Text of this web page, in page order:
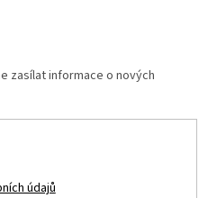
zasílat informace o nových
údajů